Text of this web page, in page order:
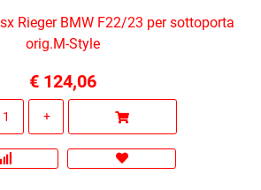
Rieger BMW F22/23 per sottoporta
orig.M-Style
€ 124,06